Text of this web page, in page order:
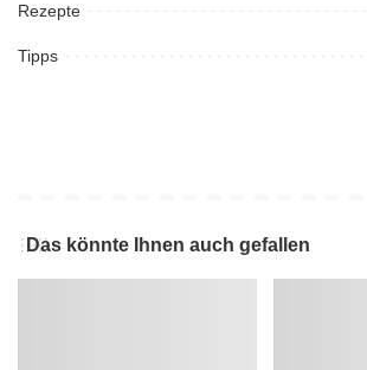
Rezepte
Tipps
Das könnte Ihnen auch gefallen